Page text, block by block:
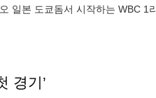
일본 도쿄돔서 시작하는 WBC 1
경기’